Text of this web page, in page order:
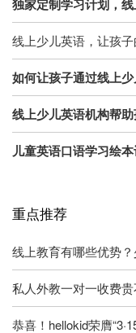
独家定制学习计划，
线上少儿英语，让孩子
如何让孩子通过线上
线上少儿英语机构帮
儿童英语口语学习绘
重点推荐
线上教育有哪些优势
私人外教一对一收费
恭喜！hellokid荣膺